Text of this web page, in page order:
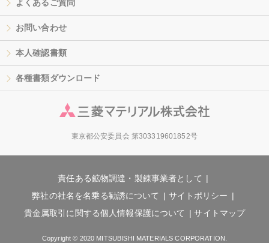
よくあるご質問
お問い合わせ
本人確認書類
各種書類ダウンロード
東京都公安委員会 第303319601852号
責任ある鉱物調達・製錬事業者として
弊社の社名を名乗る勧誘について
サイトポリシー
貴金属取引に関する個人情報保護について
サイトマップ
Copyright © 2020 MITSUBISHI MATERIALS CORPORATION.